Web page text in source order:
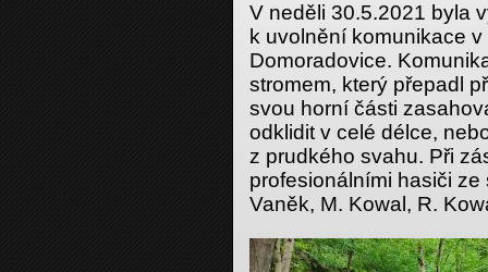
V neděli 30.5.2021 byla
k uvolnění komunikace
Domoradovice.
stromem, který přepadl
svou horní části
odklidit v celé délce,
z prudkého svahu. Při
profesionálními hasiči
Vaněk, M. Kowal, R.